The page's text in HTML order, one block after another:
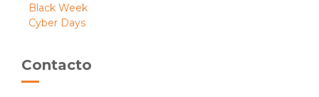
Black Week
Cyber Days
Contacto